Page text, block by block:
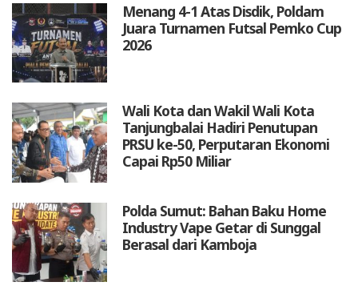
Menang 4-1 Atas Disdik, Poldam
Juara Turnamen Futsal Pemko Cup
2026
Wali Kota dan Wakil Wali Kota
Tanjungbalai Hadiri Penutupan
PRSU ke-50, Perputaran Ekonomi
Capai Rp50 Miliar
Polda Sumut: Bahan Baku Home
Industry Vape Getar di Sunggal
Berasal dari Kamboja